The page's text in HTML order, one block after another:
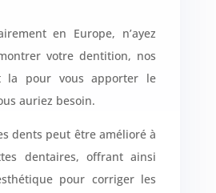
en Europe, n’ayez
votre dentition, nos
la pour vous apporter le
auriez besoin.
dents peut être amélioré à
dentaires, offrant ainsi
pour corriger les